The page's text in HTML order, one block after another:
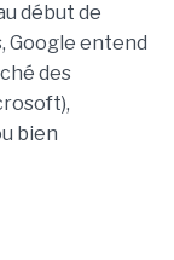
début de
Google entend
des
bien